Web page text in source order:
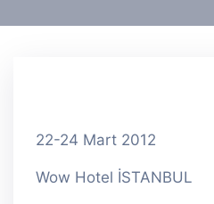
22-24 Mart 2012
Wow Hotel İSTANBUL